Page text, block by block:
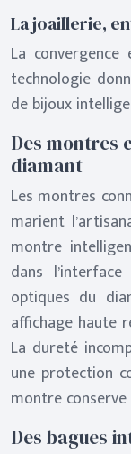
La joaillerie,
La
technologie
de bijoux
Des montres
diamant
Les montres
marient
montre
dans
optiques du
affichage haute
La dureté
une protection
montre
Des bagues